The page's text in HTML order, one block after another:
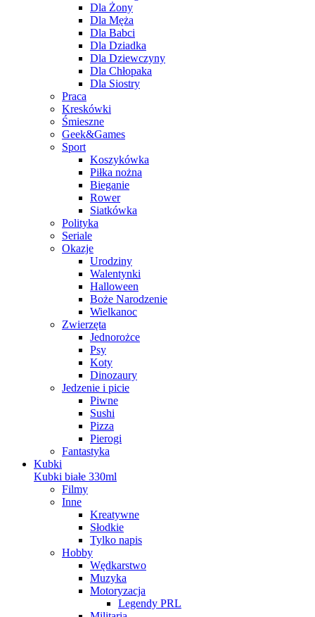
Dla Żony
Dla Męża
Dla Babci
Dla Dziadka
Dla Dziewczyny
Dla Chłopaka
Dla Siostry
Praca
Kreskówki
Śmieszne
Geek&Games
Sport
Koszykówka
Piłka nożna
Bieganie
Rower
Siatkówka
Polityka
Seriale
Okazje
Urodziny
Walentynki
Halloween
Boże Narodzenie
Wielkanoc
Zwierzęta
Jednorożce
Psy
Koty
Dinozaury
Jedzenie i picie
Piwne
Sushi
Pizza
Pierogi
Fantastyka
Kubki
Kubki białe 330ml
Filmy
Inne
Kreatywne
Słodkie
Tylko napis
Hobby
Wędkarstwo
Muzyka
Motoryzacja
Legendy PRL